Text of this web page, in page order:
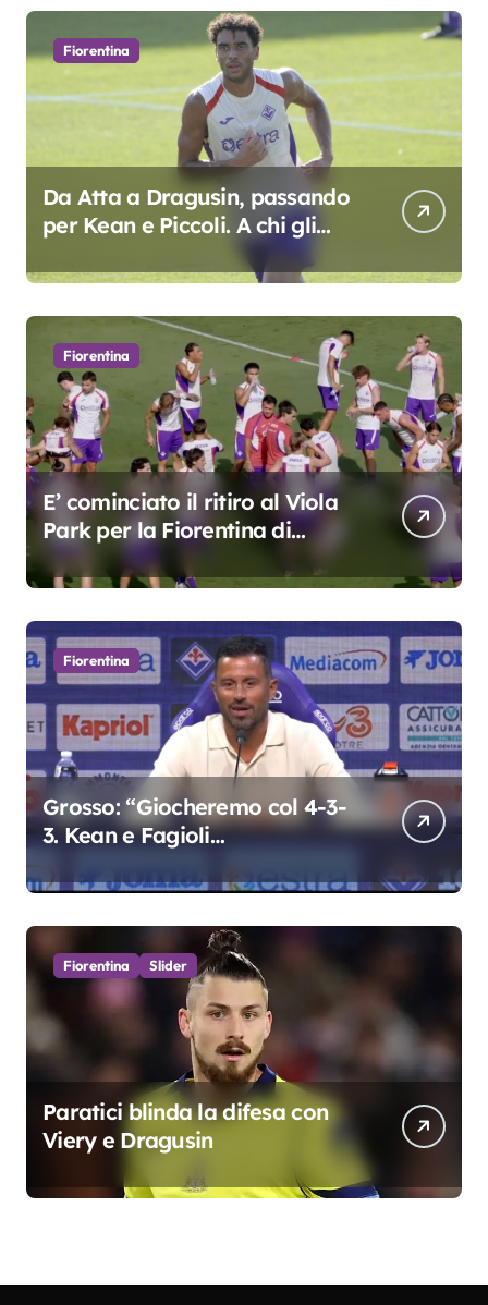
Fiorentina
Da Atta a Dragusin, passando
per Kean e Piccoli. A chi gli
oscar del precampionato?
Fiorentina
E’ cominciato il ritiro al Viola
Park per la Fiorentina di
Grosso
Fiorentina
Grosso: “Giocheremo col 4-3-
3. Kean e Fagioli
colpo”
Fiorentina Slider
Paratici blinda la difesa con
Viery e Dragusin